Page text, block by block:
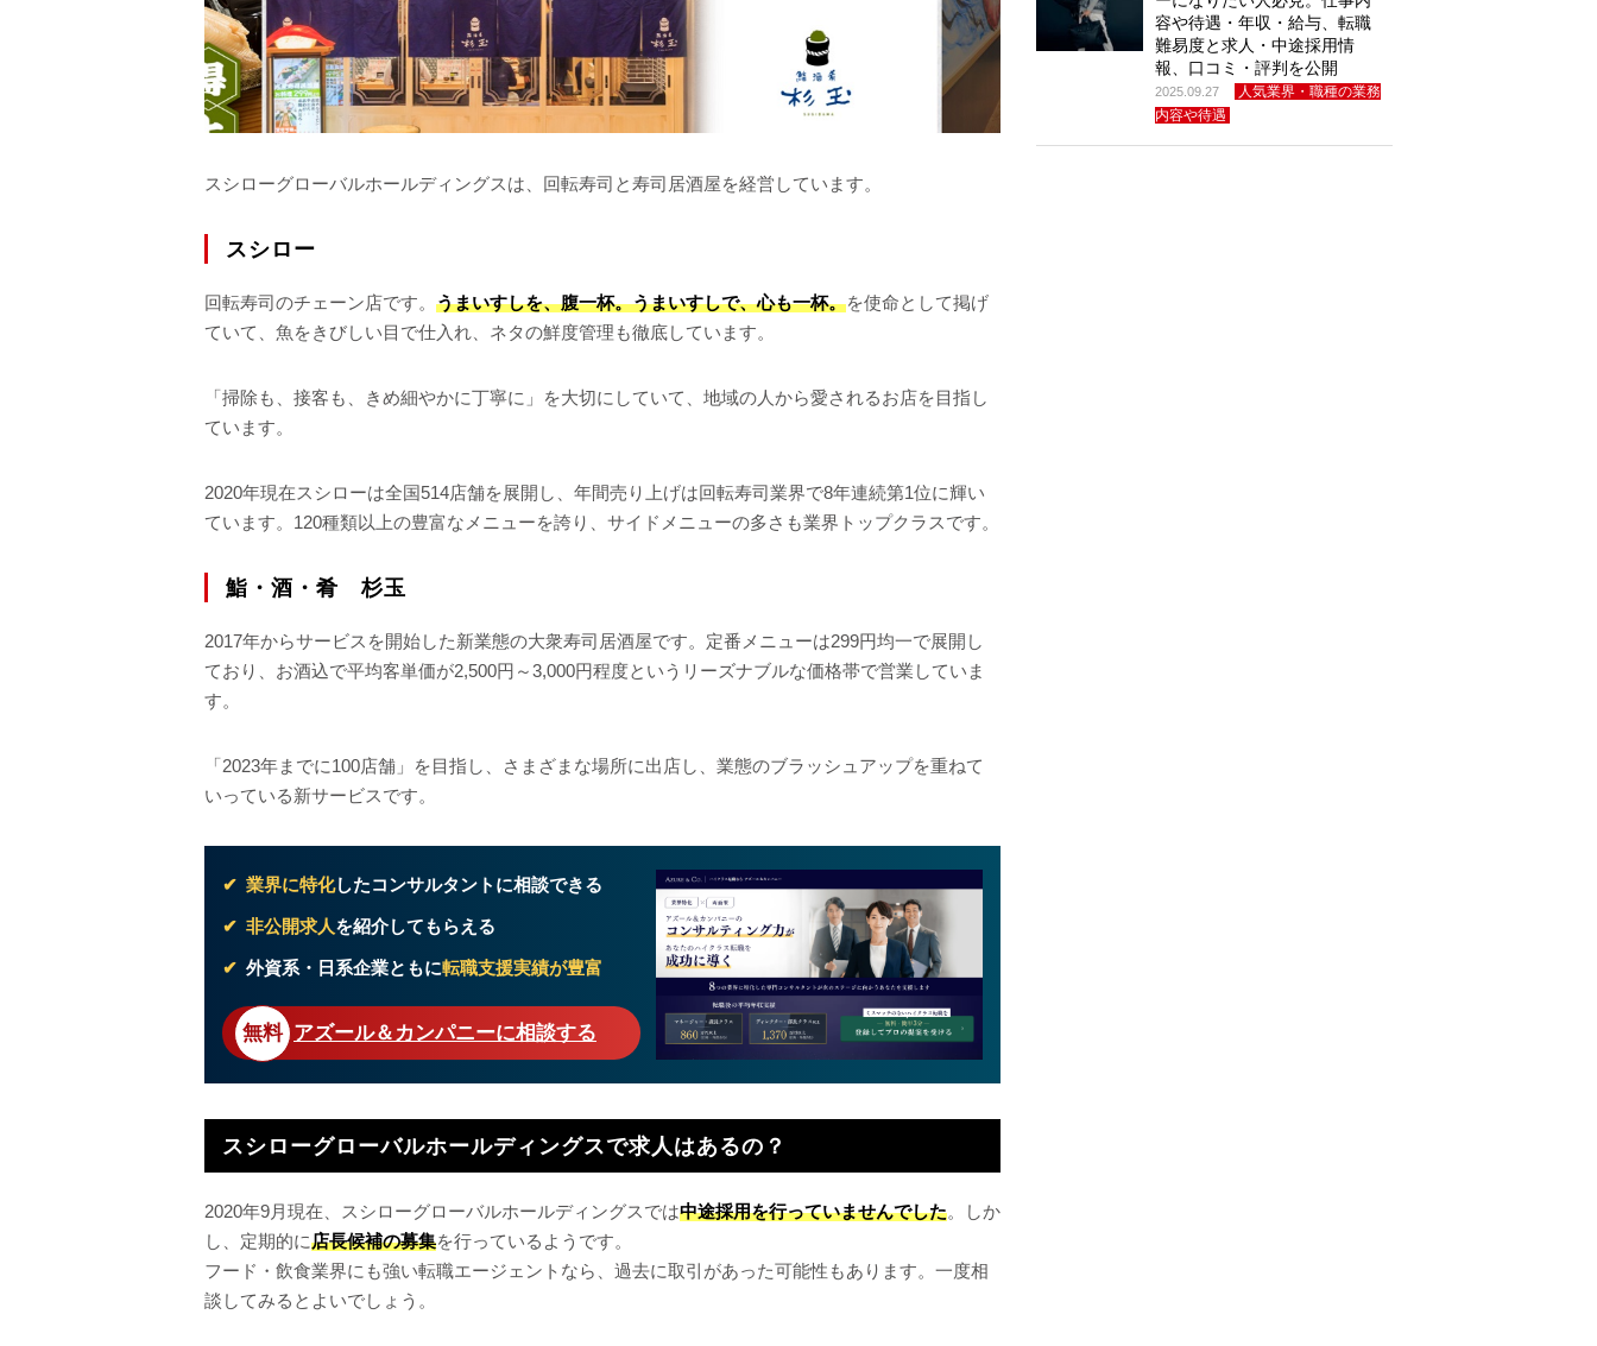
スシローグローバルホールディングスは、回転寿司と寿司居酒屋を経営しています。
スシロー
回転寿司のチェーン店です。 うまいすしを、腹一杯。うまいすしで、心も一杯。を使命として掲げ
ていて、魚をきびしい目で仕入れ、ネタの鮮度管理も徹底しています。
「掃除も、接客も、きめ細やかに丁寧に」を大切にしていて、地域の人から愛されるお店を目指し
ています。
2020年現在スシローは全国514店舗を展開し、年間売り上げは回転寿司業界で8年連続第1位に輝い
ています。120種類以上の豊富なメニューを誇り、サイドメニューの多さも業界トップクラスです。
鮨・酒・肴 杉玉
2017年からサービスを開始した新業態の大衆寿司居酒屋です。定番メニューは299円均一で展開し
ており、お酒込で平均客単価が2,500円～3,000円程度というリーズナブルな価格帯で営業していま
す。
「2023年までに100店舗」を目指し、さまざまな場所に出店し、業態のブラッシュアップを重ねて
いっている新サービスです。
業界に特化したコンサルタントに相談できる
非公開求人を紹介してもらえる
外資系・日系企業ともに転職支援実績が豊富
アズール＆カンパニーに相談する
スシローグローバルホールディングスで求人はあるの？
2020年9月現在、スシローグローバルホールディングスでは中途採用を行っていませんでした。しか
し、定期的に店長候補の募集を行っているようです。
フード・飲食業界にも強い転職エージェントなら、過去に取引があった可能性もあります。一度相
談してみるとよいでしょう。
容や待遇・年収・給与、転職
難易度と求人・中途採用情
報、口コミ・評判を公開
2025.09.27
人気業界・職種の業務
内容や待遇